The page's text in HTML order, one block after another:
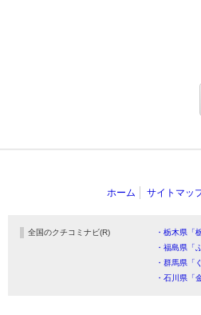
ホーム サイトマッ
全国のクチコミナビ(R) ・栃木県「
・福島県「
・群馬県「
・石川県「